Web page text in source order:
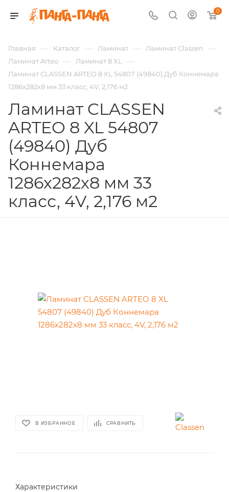
0
Главная — Каталог — Ламинат — Ламинат Classen —
Ламинат Arteo — Ламинат 8 XL —
Ламинат CLASSEN ARTEO 8 XL 54807 (49840) Дуб Коннемара
1286х282х8 мм 33 класс, 4V, 2,176 м2
Ламинат CLASSEN
ARTEO 8 XL 54807
(49840) Дуб
Коннемара
1286х282х8 мм 33
класс, 4V, 2,176 м2
В ИЗБРАННОЕ СРАВНИТЬ
Характеристики